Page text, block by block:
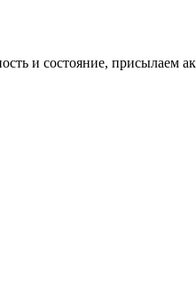
и состояние, присылаем